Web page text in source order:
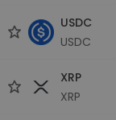
USDC
USDC
XRP
XRP